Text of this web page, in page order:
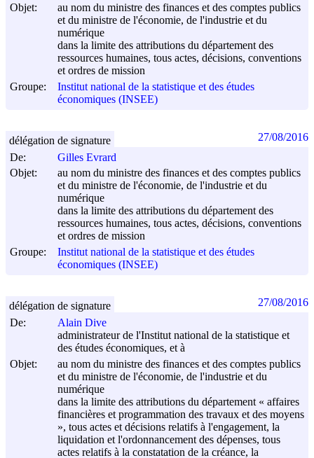
Objet:
au nom du ministre des finances et des comptes publics
et du ministre de l'économie, de l'industrie et du
numérique
dans la limite des attributions du département des
ressources humaines, tous actes, décisions, conventions
et ordres de mission
Groupe:
Institut national de la statistique et des études
économiques (INSEE)
De:
Gilles Evrard
Objet:
au nom du ministre des finances et des comptes publics
et du ministre de l'économie, de l'industrie et du
numérique
dans la limite des attributions du département des
ressources humaines, tous actes, décisions, conventions
et ordres de mission
Groupe:
Institut national de la statistique et des études
économiques (INSEE)
délégation de signature 27/08/2016
De:
Alain Dive
administrateur de l'Institut national de la statistique et
des études économiques, et à
Objet:
au nom du ministre des finances et des comptes publics
et du ministre de l'économie, de l'industrie et du
numérique
dans la limite des attributions du département « affaires
financières et programmation des travaux et des moyens
», tous actes et décisions relatifs à l'engagement, la
liquidation et l'ordonnancement des dépenses, tous
actes relatifs à la constatation de la créance, la
délégation de signature 27/08/2016